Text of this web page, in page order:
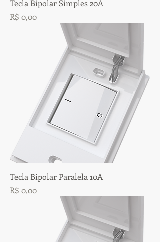
Tecla Bipolar Simples 20A
Preço
R$ 0,00
Tecla Bipolar Paralela 10A
Preço
R$ 0,00